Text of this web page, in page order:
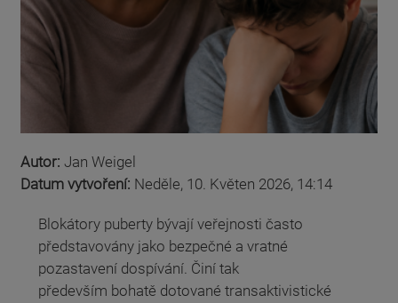
Autor: Jan Weigel
Datum vytvoření: Neděle, 10. Květen 2026, 14:14
Blokátory puberty bývají veřejnosti často
představovány jako bezpečné a vratné
pozastavení dospívání. Činí tak
především bohatě dotované transaktivistické